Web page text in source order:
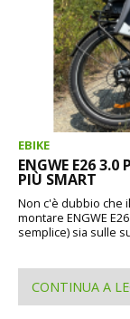
EBIKE
ENGWE E26 3.0
PIÙ SMART
Non c'è dubbio che
montare ENGWE
semplice) sia sulle
CONTINUA A